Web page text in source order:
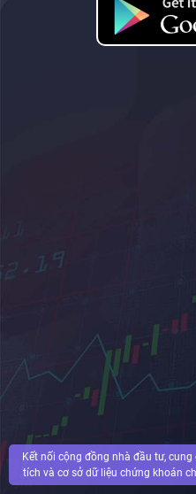
Kết nối cộng đồng nhà đầu tư,
tích và cơ sở dữ liệu chứng khoán